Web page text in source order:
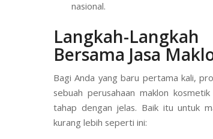
nasional.
Langkah-
Bersama Jasa
Bagi Anda yang baru pertama kali,
sebuah perusahaan maklon
tahap dengan jelas. Baik itu untuk
kurang lebih seperti ini: